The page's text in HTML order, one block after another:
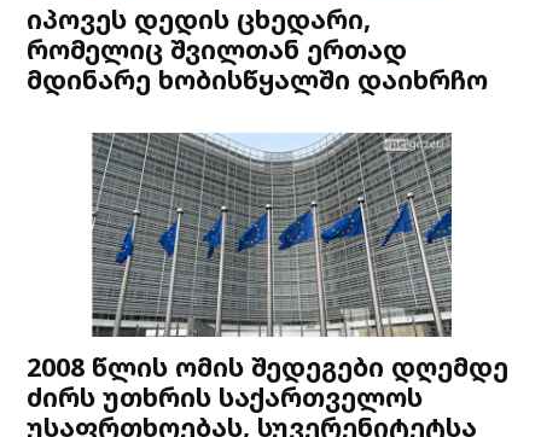
იპოვეს დედის ცხედარი,
რომელიც შვილთან ერთად
მდინარე ხობისწყალში დაიხრჩო
2008 წლის ომის შედეგები დღემდე
ძირს უთხრის საქართველოს
უსაფრთხოებას, სუვერენიტეტსა